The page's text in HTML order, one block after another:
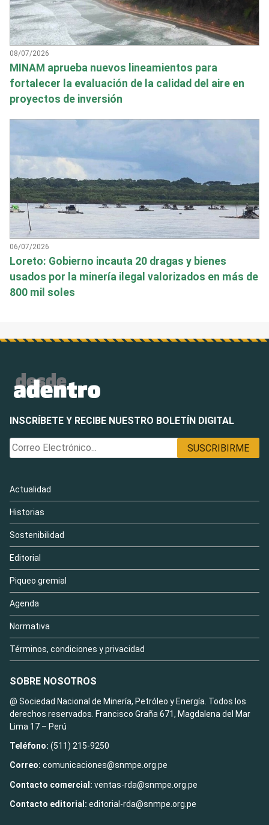
08/07/2026
MINAM aprueba nuevos lineamientos para
fortalecer la evaluación de la calidad del aire en
proyectos de inversión
06/07/2026
Loreto: Gobierno incauta 20 dragas y bienes
usados por la minería ilegal valorizados en más de
800 mil soles
INSCRÍBETE Y RECIBE NUESTRO BOLETÍN DIGITAL
Actualidad
Historias
Sostenibilidad
Editorial
Piqueo gremial
Agenda
Normativa
Términos, condiciones y privacidad
SOBRE NOSOTROS
@ Sociedad Nacional de Minería, Petróleo y Energía. Todos los
derechos reservados. Francisco Graña 671, Magdalena del Mar
Lima 17 – Perú
Teléfono: (511) 215-9250
Correo: comunicaciones@snmpe.org.pe
Contacto comercial: ventas-rda@snmpe.org.pe
Contacto editorial: editorial-rda@snmpe.org.pe